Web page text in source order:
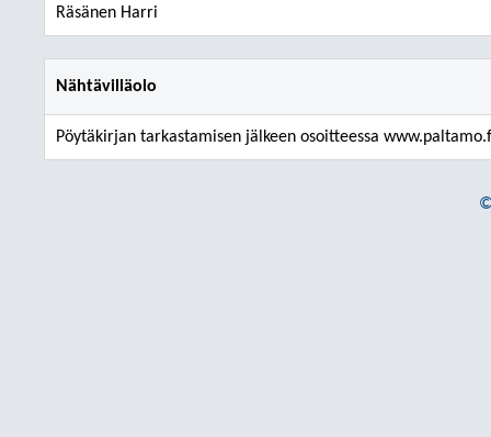
Räsänen Harri
Nähtävilläolo
Pöytäkirjan tarkastamisen jälkeen osoitteessa